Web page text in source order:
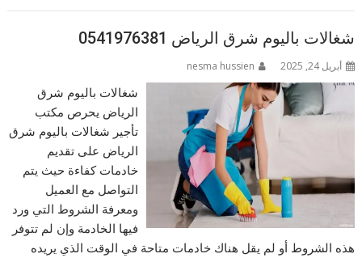
شغالات باليوم شرق الرياض 0541976381
أبريل 24, 2025 nesma hussien
شغالات باليوم شرق
الرياض يحرص مكتب
تأجير شغالات باليوم شرق
الرياض على تقديم
خادمات كفاءة حيث يتم
التواصل مع العميل
ومعرفة الشروط التي ورد
فيها الخادمة وإن لم تتوفر
هذه الشروط أو لم يقل هناك خادمات متاحة في الوقت الذي يريده